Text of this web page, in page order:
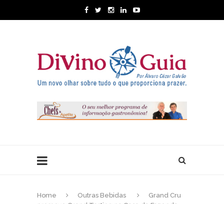
Home Outras Bebidas
Grand Cru